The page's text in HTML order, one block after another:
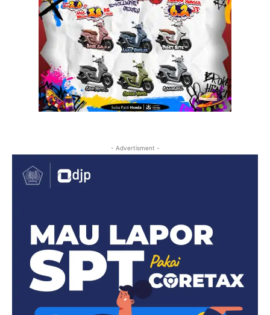
- Advertisment -